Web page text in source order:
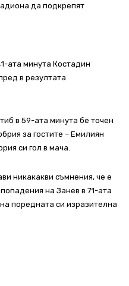
да подкрепят
ата минута Костадин
в резултата
в 59-ата минута бе точен
за гостите – Емилиян
си гол в мача.
никакакви съмнения, че е
на Занев в 71-ата
поредната си изразителна